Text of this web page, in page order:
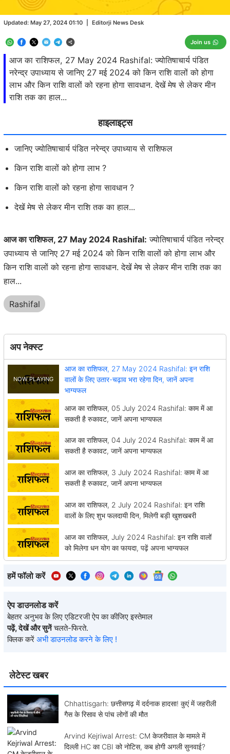
लेटेस्ट खबर
Chhattisgarh: छत्तीसगढ़ में दर्दनाक हादसा! कुएं में जहरीली
गैस के रिसाव से पांच लोगों की मौत
Arvind Kejriwal Arrest: CM केजरीवाल के मामले में
दिल्ली HC का CBI को नोटिस, कब होगी अगली सुनवाई?
आज का राशिफल, 27 May 2024 Rashifal: ज्योतिषाचार्य पंडित
नरेन्द्र उपाध्याय से जानिए 27 मई 2024 को किन राशि वालों को होगा
लाभ और किन राशि वालों को रहना होगा सावधान. देखें मेष से लेकर मीन
राशि तक का हाल...
Updated: May 27, 2024 01:10 Editorji News Desk
Join us
/
हाइलाइट्स
जानिए ज्योतिषाचार्य पंडित नरेन्द्र उपाध्याय से राशिफल
किन राशि वालों को होगा लाभ ?
किन राशि वालों को रहना होगा सावधान ?
देखें मेष से लेकर मीन राशि तक का हाल...
आज का राशिफल, 27 May 2024 Rashifal: ज्योतिषाचार्य पंडित नरेन्द्र
उपाध्याय से जानिए 27 मई 2024 को किन राशि वालों को होगा लाभ और
किन राशि वालों को रहना होगा सावधान. देखें मेष से लेकर मीन राशि तक का
हाल...
Rashifal
अप नेक्स्ट
आज का राशिफल, 27 May 2024 Rashifal: इन राशि
वालों के लिए उतार-चढ़ाव भरा रहेगा दिन, जानें अपना
भाग्यफल
आज का राशिफल, 05 July 2024 Rashifal: काम में आ
सकती है रुकावट, जानें अपना भाग्यफल
आज का राशिफल, 04 July 2024 Rashifal: काम में आ
सकती है रुकावट, जानें अपना भाग्यफल
आज का राशिफल, 3 July 2024 Rashifal: काम में आ
सकती है रुकावट, जानें अपना भाग्यफल
आज का राशिफल, 2 July 2024 Rashifal: इन राशि
वालों के लिए शुभ फलदायी दिन, मिलेगी बड़ी खुशखबरी
आज का राशिफल, July 2024 Rashifal: इन राशि वालों
को मिलेगा धन योग का फायदा, पढ़ें अपना भाग्यफल
हमें फॉलो करें
ऐप डाउनलोड करें
बेहतर अनुभव के लिए एडिटरजी ऐप का कीजिए इस्तेमाल
पढ़ें, देखें और सुनें चलते-फिरते.
क्लिक करें अभी डाउनलोड करने के लिए !